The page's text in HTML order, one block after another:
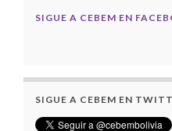
SIGUE A CEBEM EN
SIGUE A CEBEM EN